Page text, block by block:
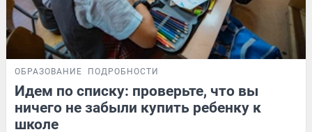
ОБРАЗОВАНИЕ ПОДРОБНОСТИ
Идем по списку: проверьте, что вы
ничего не забыли купить ребенку к
школе